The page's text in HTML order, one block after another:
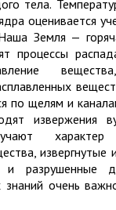
тела.
оценивается
Земля —
процессы
по щелям и
извержения
извергнутые
разрушенные
знаний очень